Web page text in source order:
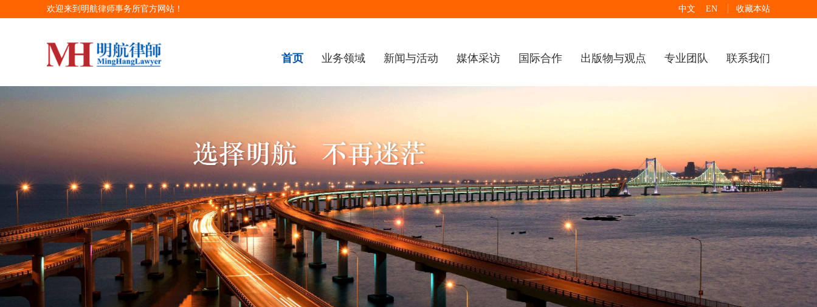
欢迎来到明航律师事务所官方网站！ 中文 EN 收藏本站
首页 业务领域 新闻与活动 媒体采访 国际合作 出版物与观点 专业团队 联系我们